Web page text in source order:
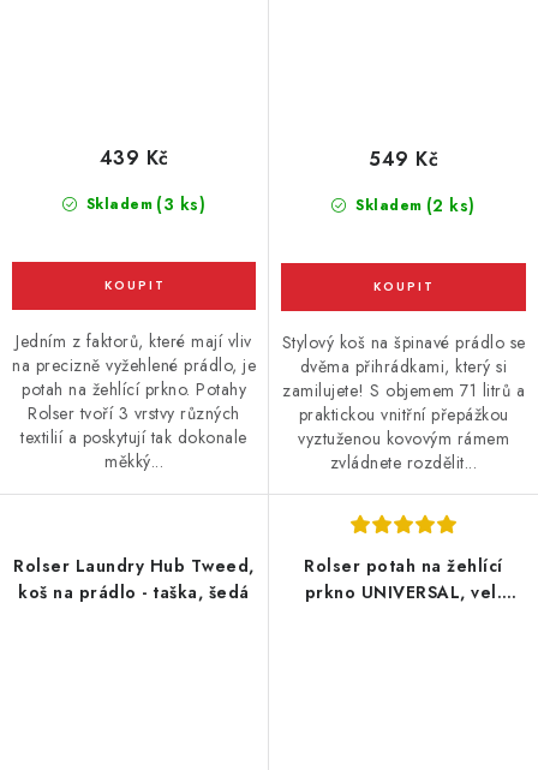
Skladem (3 ks)
439 Kč
Jedním z faktorů, které mají vliv
na precizně vyžehlené prádlo, je
potah na žehlící prkno. Potahy
Rolser tvoří 3 vrstvy různých
textilií a poskytují tak dokonale
měkký...
Skladem (2 ks)
549 Kč
Stylový koš na špinavé prádlo se
dvěma přihrádkami, který si
zamilujete! S objemem 71 litrů a
praktickou vnitřní přepážkou
vyztuženou kovovým rámem
zvládnete rozdělit...
Rolser Laundry Hub Tweed,
koš na prádlo - taška, šedá
Rolser potah na žehlící
prkno UNIVERSAL, vel.